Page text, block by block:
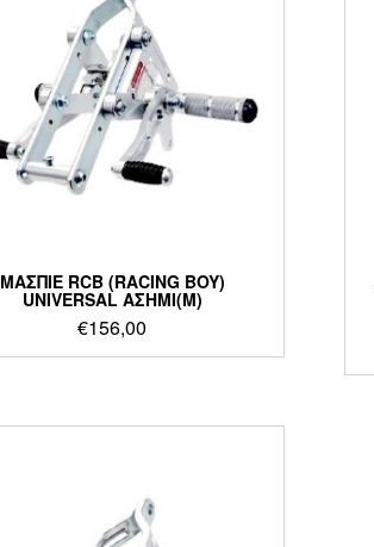
ΜΑΣΠΙΕ RCB (RACING BOY)
UNIVERSAL ΑΣΗΜΙ(M)
€156,00